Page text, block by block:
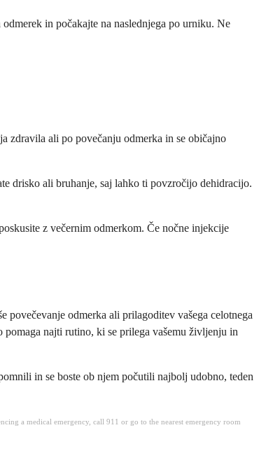
in počakajte na naslednjega po urniku. Ne
zdravila ali po povečanju odmerka in se običajno
drisko ali bruhanje, saj lahko ti povzročijo dehidracijo.
z večernim odmerkom. Če nočne injekcije
povečevanje odmerka ali prilagoditev vašega celotnega
najti rutino, ki se prilega vašemu življenju in
in se boste ob njem počutili najbolj udobno, teden
a medical emergency, call 911 or go to the nearest emergency room